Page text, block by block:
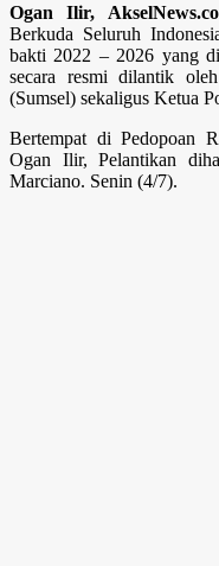
Ogan Ilir,
Berkuda Seluruh
bakti 2022 – 2026 yang
secara resmi dilantik
(Sumsel) sekaligus Ketua
Bertempat di Pedopoan
Ogan Ilir, Pelantikan
Marciano. Senin (4/7).